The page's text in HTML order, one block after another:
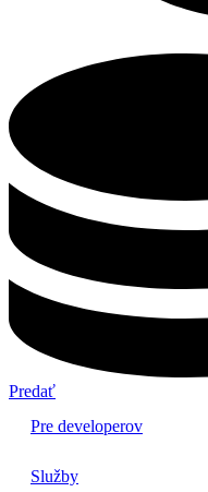
Predať
Pre developerov
Služby